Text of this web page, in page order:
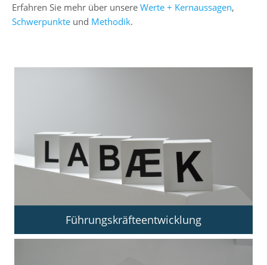
Erfahren Sie mehr über unsere Werte + Kernaussagen,
Schwerpunkte und Methodik.
Führungskräfteentwicklung